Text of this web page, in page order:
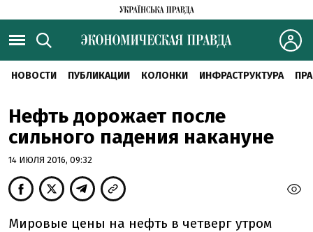
НОВОСТИ ПУБЛИКАЦИИ КОЛОНКИ ИНФРАСТРУКТУРА
Нефть дорожает после
сильного падения накануне
14 ИЮЛЯ 2016, 09:32
Мировые цены на нефть в четверг утром